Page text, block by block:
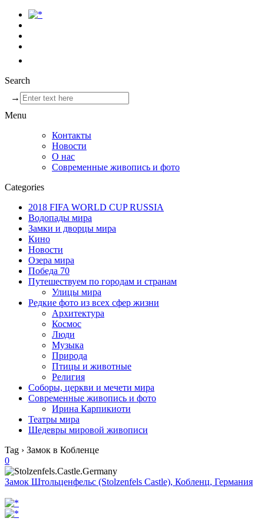
Search
→
Menu
Контакты
Новости
О нас
Современные живопись и фото
Categories
2018 FIFA WORLD CUP RUSSIA
Водопады мира
Замки и дворцы мира
Кино
Новости
Озера мира
Победа 70
Путешествуем по городам и странам
Улицы мира
Редкие фото из всех сфер жизни
Архитектура
Космос
Люди
Музыка
Природа
Птицы и животные
Религия
Соборы, церкви и мечети мира
Современные живопись и фото
Ирина Карпикиоти
Театры мира
Шедевры мировой живописи
Tag › Замок в Кобленце
0
Замок Штольценфельс (Stolzenfels Castle), Кобленц, Германия